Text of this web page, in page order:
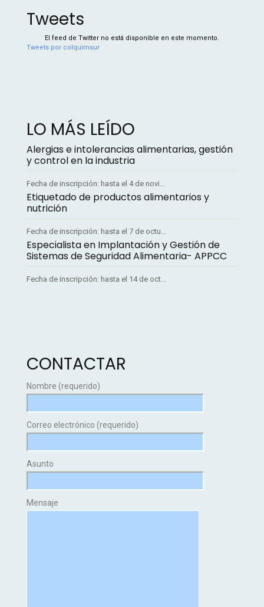
Tweets
El feed de Twitter no está disponible en este momento.
Tweets por colquimsur
LO MÁS LEÍDO
Alergias e intolerancias alimentarias, gestión
y control en la industria
Fecha de inscripción: hasta el 4 de novi...
Etiquetado de productos alimentarios y
nutrición
Fecha de inscripción: hasta el 7 de octu...
Especialista en Implantación y Gestión de
Sistemas de Seguridad Alimentaria- APPCC
Fecha de inscripción: hasta el 14 de oct...
CONTACTAR
Nombre (requerido)
Correo electrónico (requerido)
Asunto
Mensaje